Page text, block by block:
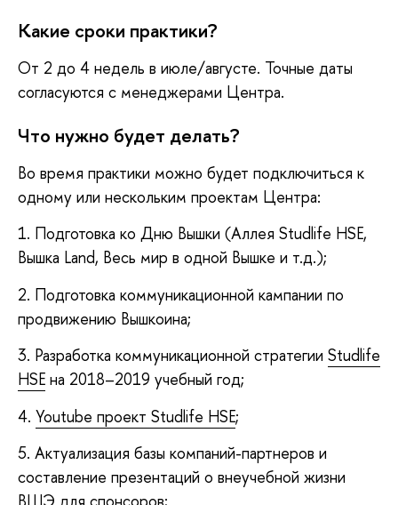
Какие сроки практики?
От 2 до 4 недель в июле/августе. Точные даты
согласуются с менеджерами Центра.
Что нужно будет делать?
Во время практики можно будет подключиться к
одному или нескольким проектам Центра:
1. Подготовка ко Дню Вышки (Аллея Studlife HSE,
Вышка Land, Весь мир в одной Вышке и т.д.);
2. Подготовка коммуникационной кампании по
продвижению Вышкоина;
3. Разработка коммуникационной стратегии Studlife
HSE на 2018–2019 учебный год;
4. Youtube проект Studlife HSE;
5. Актуализация базы компаний-партнеров и
составление презентаций о внеучебной жизни